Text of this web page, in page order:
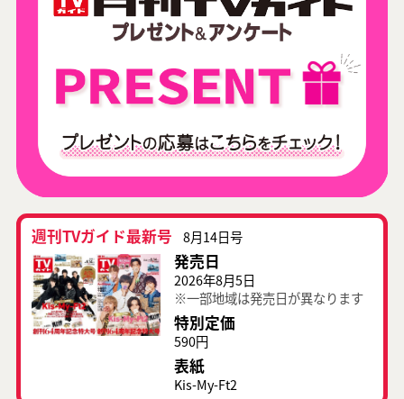
週刊TVガイド最新号 8月14日号
発売日
2026年8月5日
※一部地域は発売日が異なります
特別定価
590円
表紙
Kis-My-Ft2